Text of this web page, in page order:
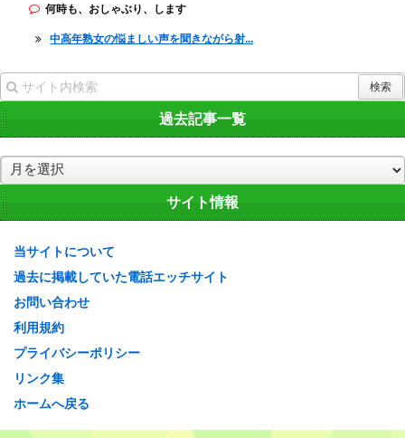
何時も、おしゃぶり、します
中高年熟女の悩ましい声を聞きながら射...
過去記事一覧
過
去
記
事
サイト情報
当サイトについて
過去に掲載していた電話エッチサイト
お問い合わせ
利用規約
プライバシーポリシー
リンク集
ホームへ戻る